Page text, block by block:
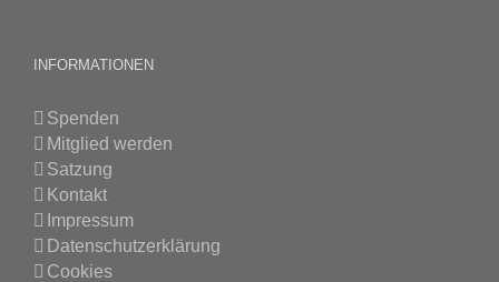
INFORMATIONEN
Spenden
Mitglied werden
Satzung
Kontakt
Impressum
Datenschutzerklärung
Cookies